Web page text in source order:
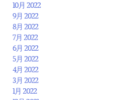
10月 2022
9月 2022
8月 2022
7月 2022
6月 2022
5月 2022
4月 2022
3月 2022
1月 2022